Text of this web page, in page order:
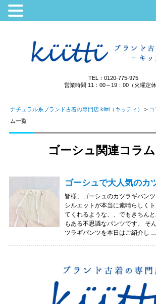
TEL：0120-775-975
営業時間 11：00～19：00（火曜定休
ナチュラル系ブランド古着の専門店 kiitti（キッティ） > コ
ム一覧
ゴーシュ関連コラ
ゴーシュで大人気のカ
皆様、ゴーシュのカツラギパン
シルエットが本当に素晴らしく
てくれるような、、でもきちん
もある不思議なパンツです。 そ
ツラギパンツを本日はご紹介し …